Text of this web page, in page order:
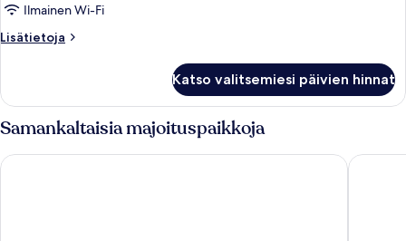
Ilmainen Wi-Fi
Lisätietoja
Lisätietoja
Katso valitsemiesi päivien hinnat
Samankaltaisia majoituspaikkoja
Porto Mare Hotel, by PortoBay The